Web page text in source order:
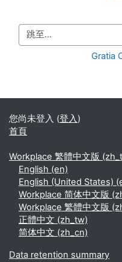
跳至...
Gratia
您尚未登入 (登入)
首頁
Workplace 繁體中文版
English ‎(en)‎
English (United States)
Workplace 简体中文版
Workplace 繁體中文版
正體中文 ‎(zh_tw)‎
简体中文 ‎(zh_cn)‎
Data retention summary